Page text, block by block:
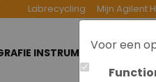
Voor een
Labrecycling Mijn Agilent
INSTRUMENTEN